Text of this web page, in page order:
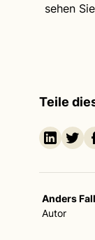
sehen
Teile
Anders
Autor